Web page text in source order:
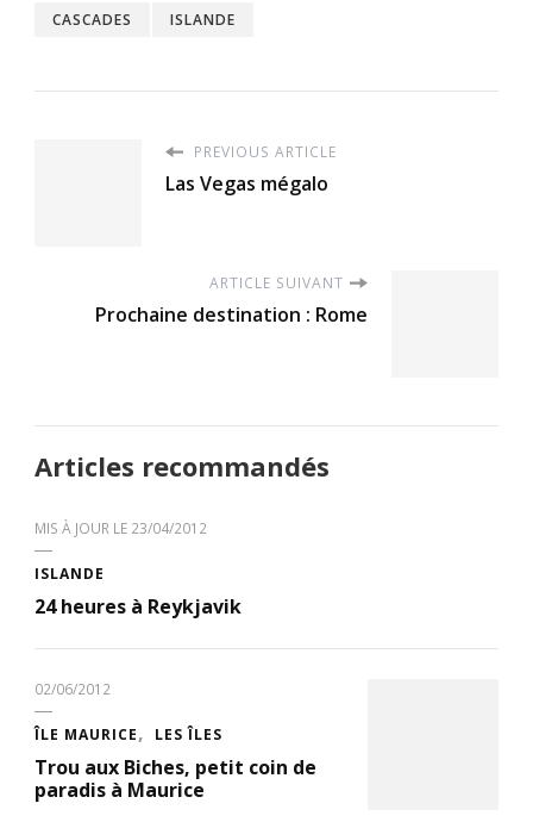
CASCADES ISLANDE
PREVIOUS ARTICLE
Las Vegas mégalo
ARTICLE SUIVANT
Prochaine destination : Rome
Articles recommandés
MIS À JOUR LE 23/04/2012
ISLANDE
24 heures à Reykjavik
02/06/2012
ÎLE MAURICE LES ÎLES
Trou aux Biches, petit coin de
paradis à Maurice